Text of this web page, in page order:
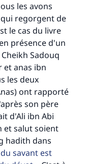
les avons
regorgent de
le cas du livre
présence d'un
Sadouq
et anas ibn
les deux
ont rapporté
son père
d'Ali ibn Abi
et salut soient
hadith dans
savant est